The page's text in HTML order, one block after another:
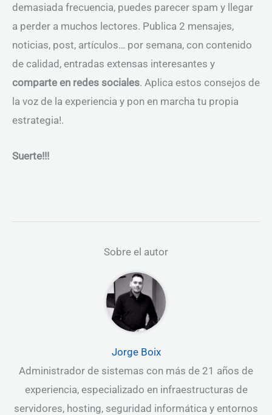
demasiada frecuencia, puedes parecer spam y llegar
a perder a muchos lectores. Publica 2 mensajes,
noticias, post, artículos… por semana, con contenido
de calidad, entradas extensas interesantes y
comparte en redes sociales. Aplica estos consejos de
la voz de la experiencia y pon en marcha tu propia
estrategia!.
Suerte!!!
Sobre el autor
Jorge Boix
Administrador de sistemas con más de 21 años de
experiencia, especializado en infraestructuras de
servidores, hosting, seguridad informática y entornos